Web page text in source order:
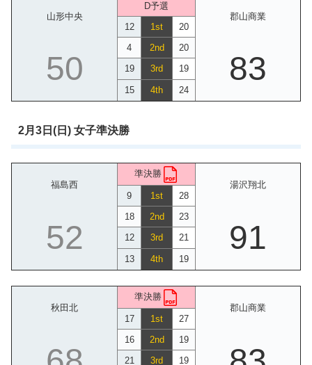
山形中央
D予選
郡山商業
12
1st 20
50
4 2nd 20
83
19 3rd 19
15 4th 24
2月3日(日) 女子準決勝
福島西
準決勝
湯沢翔北
9
1st 28
52
18 2nd 23
91
12 3rd 21
13 4th 19
秋田北
準決勝
郡山商業
17
1st 27
16 2nd 19
21 3rd 19